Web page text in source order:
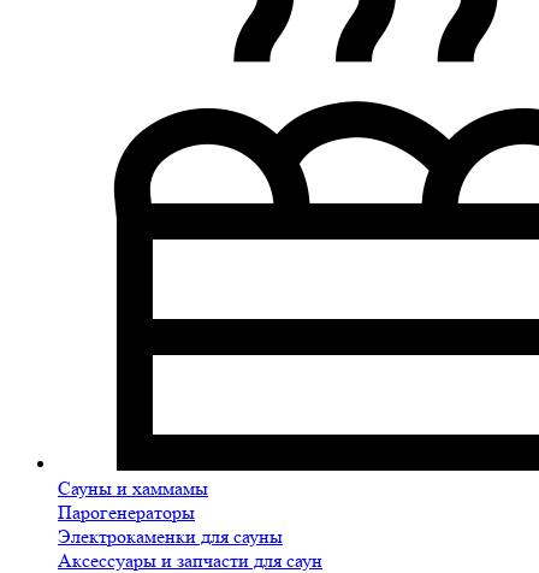
Сауны и хаммамы
Парогенераторы
Электрокаменки для сауны
Аксессуары и запчасти для саун